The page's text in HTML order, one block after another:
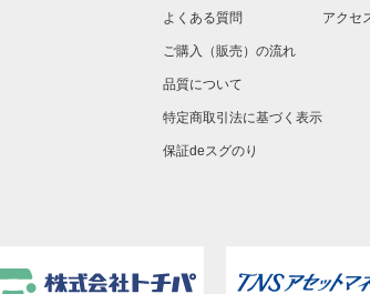
よくある質問
ご購入（販売）の流れ
品質について
特定商取引法に基づく表示
保証deスグのり
アクセ